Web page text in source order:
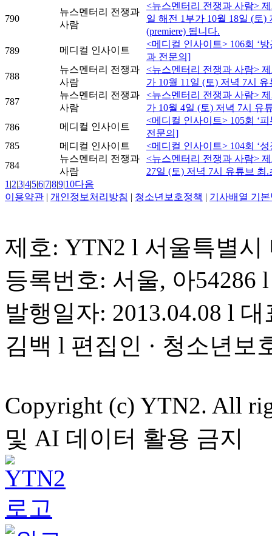
790
뉴스멘터리 전쟁과
사람
<뉴스멘터리 전쟁과 사람>
일 해전 1부가 10월 18일 (토
(premiere) 됩니다.
789
메디컬 인사이트
<메디컬 인사이트> 106회 ‘
과 전문의]
788
뉴스멘터리 전쟁과
사람
<뉴스멘터리 전쟁과 사람>
가 10월 11일 (토) 저녁 7시
787
뉴스멘터리 전쟁과
사람
<뉴스멘터리 전쟁과 사람>
가 10월 4일 (토) 저녁 7시 유
786
메디컬 인사이트
<메디컬 인사이트> 105회 ‘
전문의]
785
메디컬 인사이트
<메디컬 인사이트> 104회 ‘
784
뉴스멘터리 전쟁과
사람
<뉴스멘터리 전쟁과 사람>
27일 (토) 저녁 7시 유튜브 최.
1 |2|3|4|5|6|7|8|9|10다음
이용약관 | 개인정보처리방침 | 청소년보호정책 | 기사배열 기
제호: YTN2 l 서울특별
등록번호: 서울, 아54286
발행일자: 2013.04.08 l
김백 l 편집인 · 청소년보
Copyright (c) YTN2. All
및 AI 데이터 활용 금지